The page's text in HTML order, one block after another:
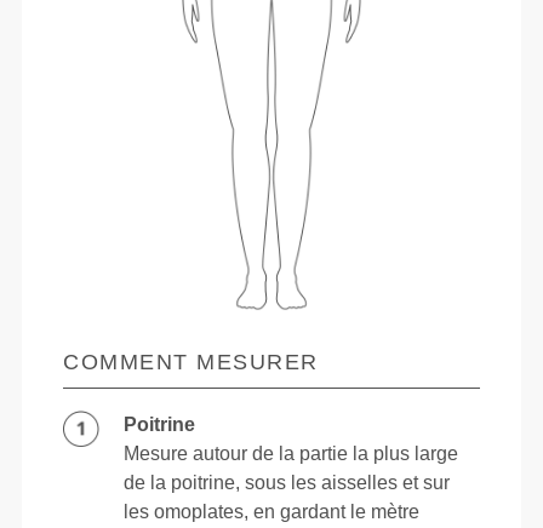
COMMENT MESURER
Poitrine
Mesure autour de la partie la plus large
de la poitrine, sous les aisselles et sur
les omoplates, en gardant le mètre